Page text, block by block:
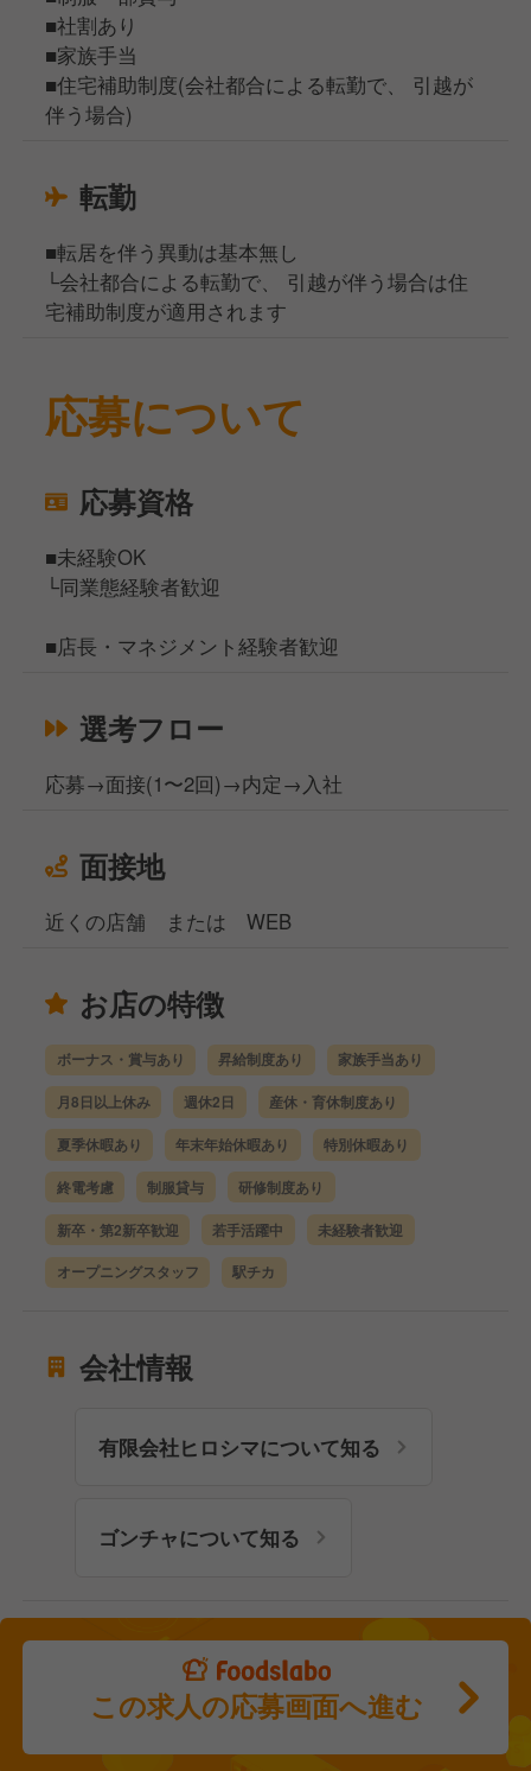
■社割あり
■家族手当
■住宅補助制度(会社都合による転勤で、 引越が
伴う場合)
転勤
■転居を伴う異動は基本無し
└会社都合による転勤で、 引越が伴う場合は住
宅補助制度が適用されます
応募について
応募資格
■未経験OK
└同業態経験者歓迎
■店長・マネジメント経験者歓迎
選考フロー
応募→面接(1〜2回)→内定→入社
面接地
近くの店舗 または WEB
お店の特徴
ボーナス・賞与あり 昇給制度あり 家族手当あり
月8日以上休み 週休2日 産休・育休制度あり
夏季休暇あり 年末年始休暇あり 特別休暇あり
終電考慮 制服貸与 研修制度あり
新卒・第2新卒歓迎 若手活躍中 未経験者歓迎
オープニングスタッフ 駅チカ
会社情報
有限会社ヒロシマについて知る
ゴンチャについて知る
この求人の応募画面へ進む